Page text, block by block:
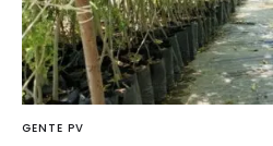
GENTE PV